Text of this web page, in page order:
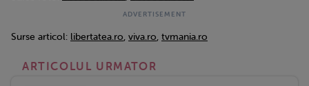
Surse articol: libertatea.ro, viva.ro, tvmania.ro
ARTICOLUL URMATOR